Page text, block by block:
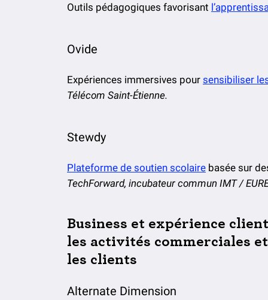
Outils pédagogiques favorisant
Ovide
Expériences immersives pour sensibiliser
Télécom Saint-Étienne.
Stewdy
Plateforme de soutien scolaire basée sur
TechForward, incubateur commun IMT /
Business et expérience
les activités commerciales
les clients
Alternate Dimension